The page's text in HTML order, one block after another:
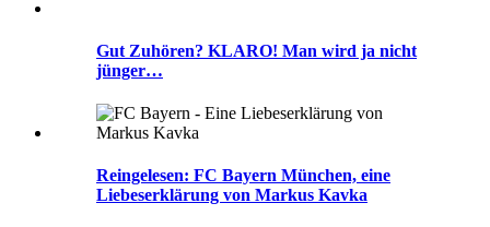
Gut Zuhören? KLARO! Man wird ja nicht
jünger…
Reingelesen: FC Bayern München, eine
Liebeserklärung von Markus Kavka